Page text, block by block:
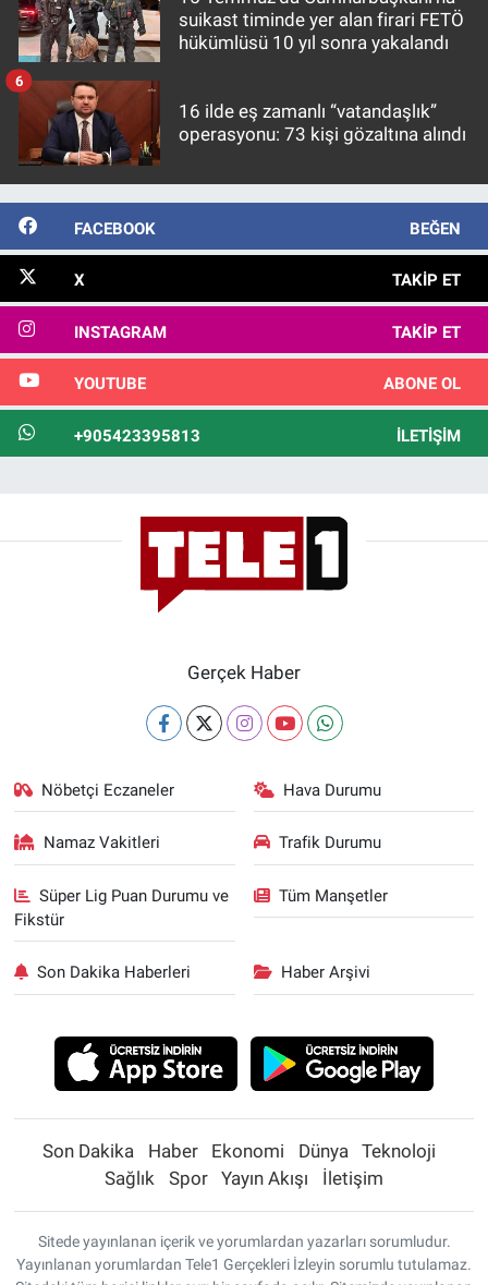
suikast timinde yer alan firari FETÖ
hükümlüsü 10 yıl sonra yakalandı
16 ilde eş zamanlı “vatandaşlık”
operasyonu: 73 kişi gözaltına alındı
6
FACEBOOK BEĞEN
X TAKIP ET
INSTAGRAM TAKIP ET
YOUTUBE ABONE OL
+905423395813 İLETIŞIM
Gerçek Haber
Nöbetçi Eczaneler Hava Durumu
Namaz Vakitleri Trafik Durumu
Süper Lig Puan Durumu ve
Fikstür
Tüm Manşetler
Son Dakika Haberleri Haber Arşivi
Son Dakika Haber Ekonomi Dünya
Teknoloji
Sağlık
Spor Yayın Akışı İletişim
Sitede yayınlanan içerik ve yorumlardan yazarları sorumludur.
Yayınlanan yorumlardan Tele1 Gerçekleri İzleyin sorumlu tutulamaz.